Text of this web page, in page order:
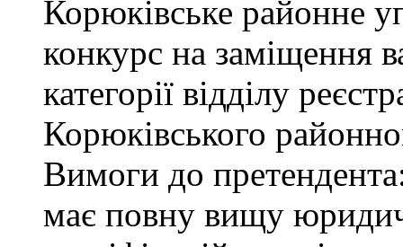
Корюківське районне
конкурс на заміщення
категорії відділу
Корюківського
Вимоги до
має повну вищу